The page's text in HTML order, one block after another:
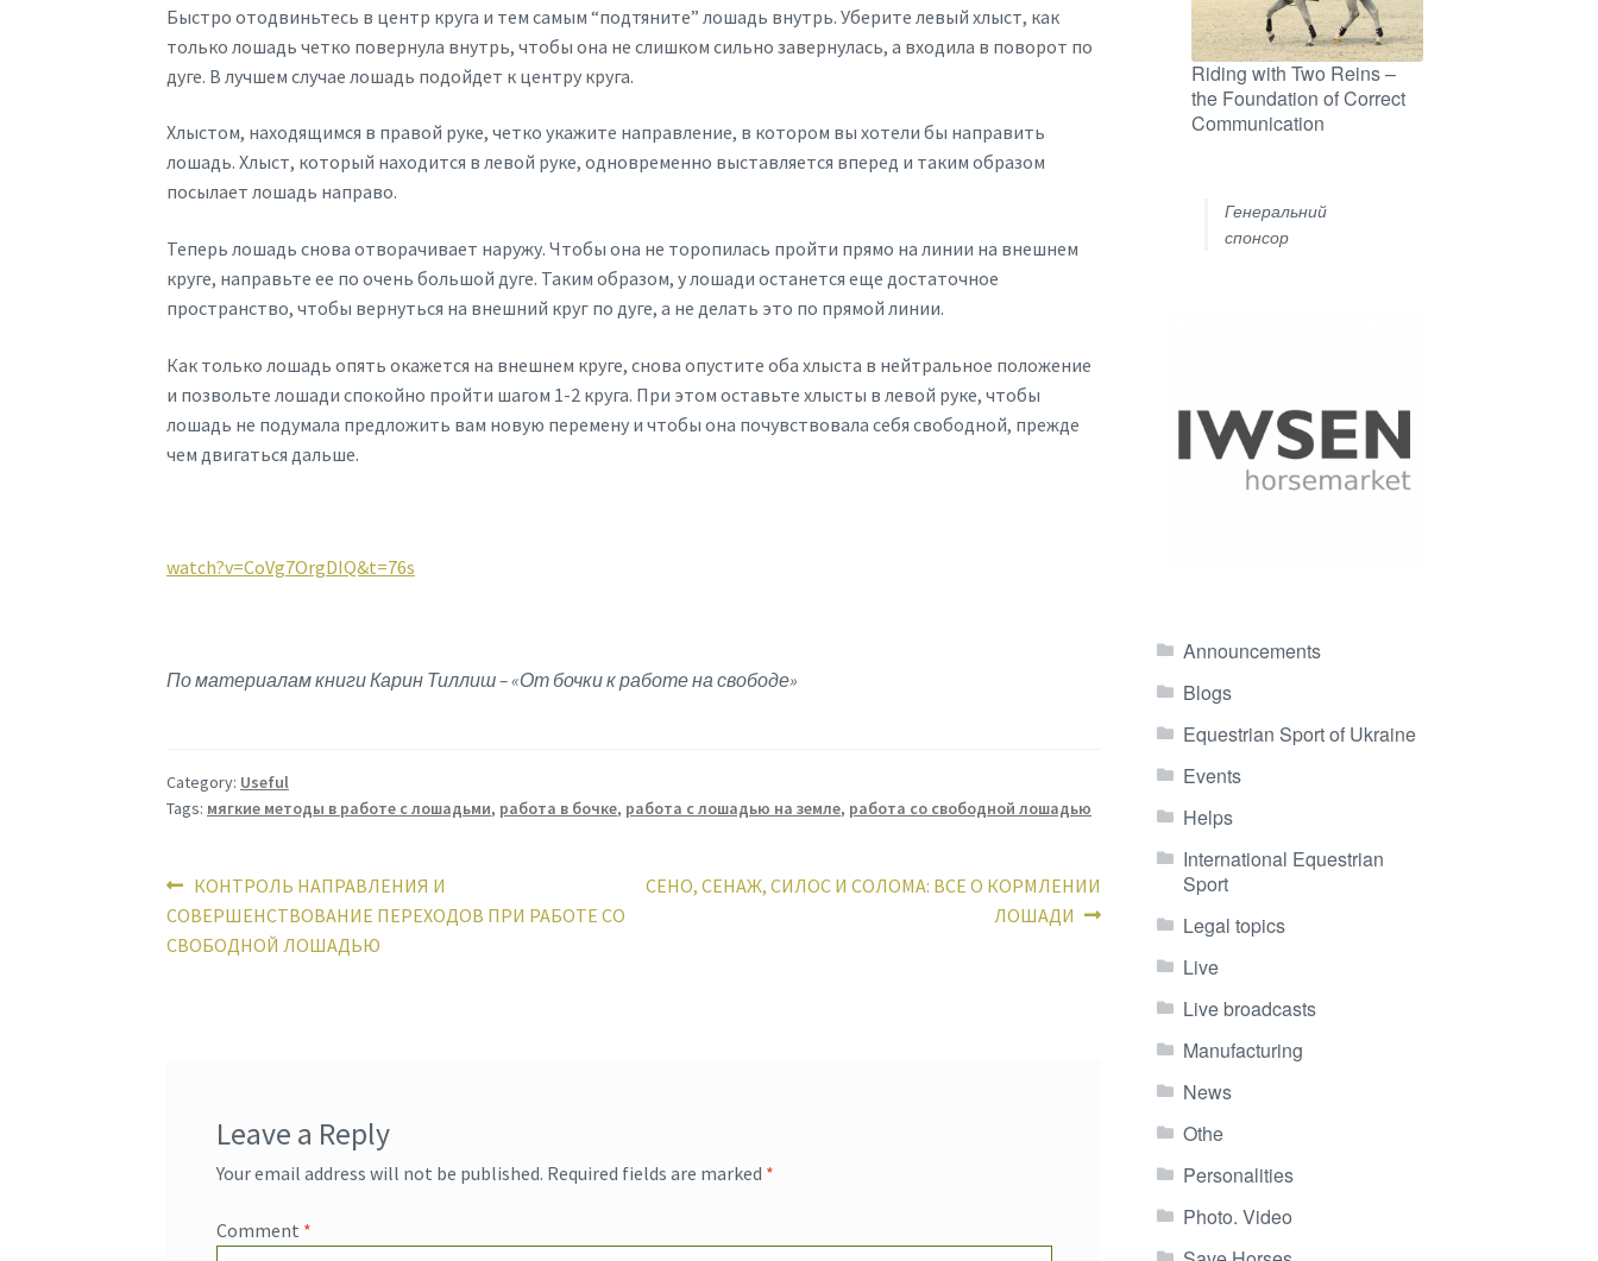
Быстро отодвиньтесь в центр круга и тем самым “подтяните” лошадь внутрь. Уберите левый хлыст, как
только лошадь четко повернула внутрь, чтобы она не слишком сильно завернулась, а входила в поворот по
дуге. В лучшем случае лошадь подойдет к центру круга.
Хлыстом, находящимся в правой руке, четко укажите направление, в котором вы хотели бы направить
лошадь. Хлыст, который находится в левой руке, одновременно выставляется вперед и таким образом
посылает лошадь направо.
Теперь лошадь снова отворачивает наружу. Чтобы она не торопилась пройти прямо на линии на внешнем
круге, направьте ее по очень большой дуге. Таким образом, у лошади останется еще достаточное
пространство, чтобы вернуться на внешний круг по дуге, а не делать это по прямой линии.
Как только лошадь опять окажется на внешнем круге, снова опустите оба хлыста в нейтральное положение
и позвольте лошади спокойно пройти шагом 1-2 круга. При этом оставьте хлысты в левой руке, чтобы
лошадь не подумала предложить вам новую перемену и чтобы она почувствовала себя свободной, прежде
чем двигаться дальше.
watch?v=CoVg7OrgDIQ&t=76s
По материалам книги Карин Тиллиш – «От бочки к работе на свободе»
Category: Useful
Tags: мягкие методы в работе с лошадьми, работа в бочке, работа с лошадью на земле, работа со свободной лошадью
Post
navigation
Previous
post:
КОНТРОЛЬ НАПРАВЛЕНИЯ И
СОВЕРШЕНСТВОВАНИЕ ПЕРЕХОДОВ ПРИ РАБОТЕ СО
СВОБОДНОЙ ЛОШАДЬЮ
Next
СЕНО, СЕНАЖ, СИЛОС И СОЛОМА: ВСЕ О КОРМЛЕНИИ
ЛОШАДИ
Leave a Reply
Your email address will not be published. Required fields are marked *
Comment *
Riding with Two Reins –
the Foundation of Correct
Communication
Генеральний
спонсор
Announcements
Blogs
Equestrian Sport of Ukraine
Events
Helps
International Equestrian
Sport
Legal topics
Live
Live broadcasts
Manufacturing
News
Othe
Personalities
Photo. Video